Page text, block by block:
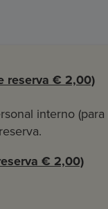
reserva € 2,00)
interno (para
€ 2,00)